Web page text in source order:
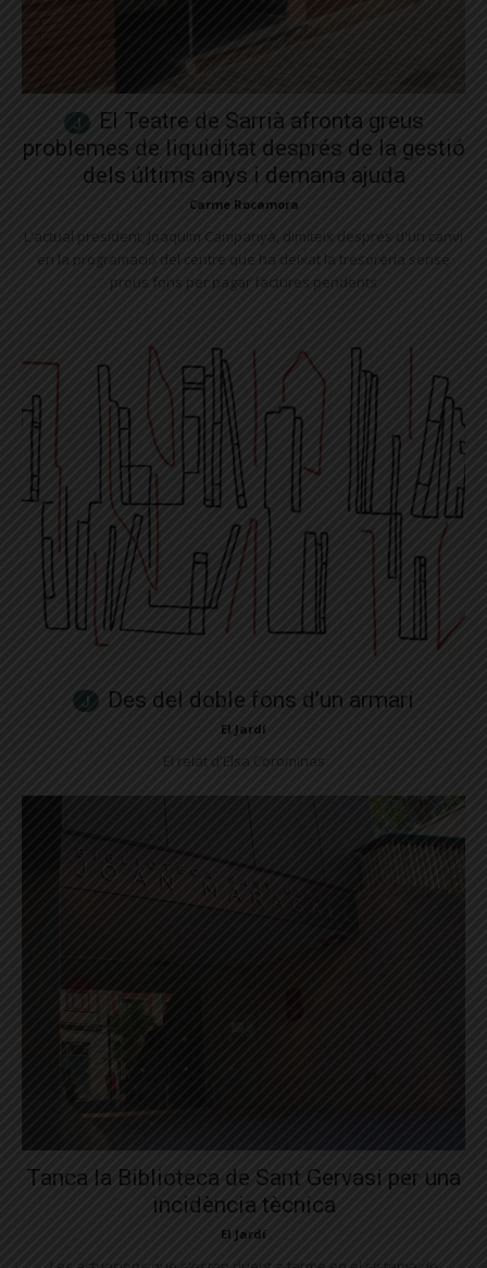
El Teatre de Sarrià afronta greus
problemes de liquiditat després de la gestió
dels últims anys i demana ajuda
Carme Rocamora
L'actual president, Joaquim Campanyà, dimiteix després d'un canvi
en la programació del centre que ha deixat la tresoreria sense
prous fons per pagar factures pendents
Des del doble fons d’un armari
El Jardí
El relat d'Elsa Corominas
Tanca la Biblioteca de Sant Gervasi per una
incidència tècnica
El Jardí